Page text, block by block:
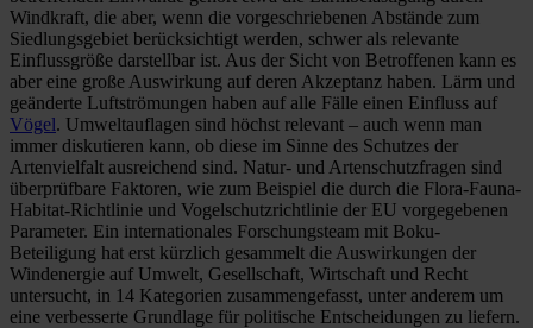
Windkraft, die aber, wenn die vorgeschriebenen Abstände zum
Siedlungsgebiet berücksichtigt werden, schwer als relevante
Einflussgröße darstellbar ist. Aus der Sicht von Betroffenen kann es
aber eine große Auswirkung auf deren Akzeptanz haben. Lärm und
geänderte Luftströmungen haben auf alle Fälle einen Einfluss auf
Vögel. Umweltauflagen sind höchst relevant – auch wenn man
immer diskutieren kann, ob diese im Sinne des Schutzes der
Artenvielfalt ausreichend sind. Natur- und Artenschutzfragen sind
überprüfbare Faktoren, wie zum Beispiel die durch die Flora-Fauna-
Habitat-Richtlinie und Vogelschutzrichtlinie der EU vorgegebenen
Parameter. Ein internationales Forschungsteam mit Boku-
Beteiligung hat erst kürzlich gesammelt die Auswirkungen der
Windenergie auf Umwelt, Gesellschaft, Wirtschaft und Recht
untersucht, in 14 Kategorien zusammengefasst, unter anderem um
eine verbesserte Grundlage für politische Entscheidungen zu liefern.